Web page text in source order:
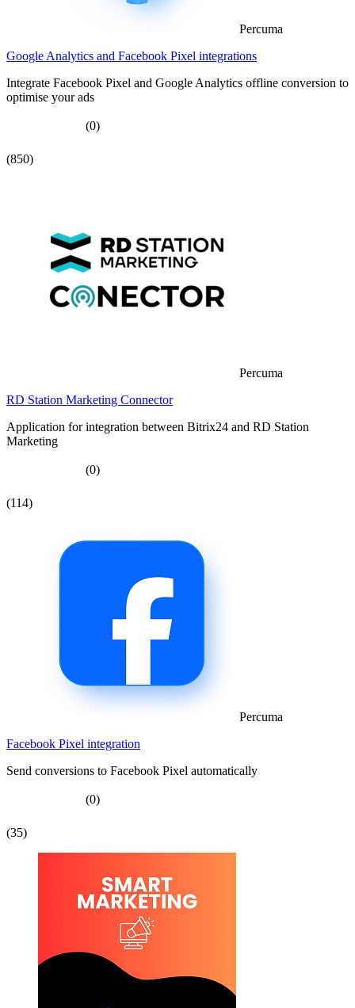
Percuma
Google Analytics and Facebook Pixel integrations
Integrate Facebook Pixel and Google Analytics offline conversion to
optimise your ads
(0)
(850)
Percuma
RD Station Marketing Connector
Application for integration between Bitrix24 and RD Station
Marketing
(0)
(114)
Percuma
Facebook Pixel integration
Send conversions to Facebook Pixel automatically
(0)
(35)